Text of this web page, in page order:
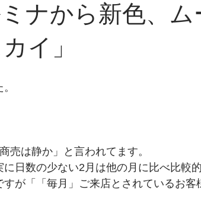
ナから新色、ム
イ」
売は静か」と言われてます。
日数の少ない2月は他の月に比べ比較
が「「毎月」ご来店とされているお客